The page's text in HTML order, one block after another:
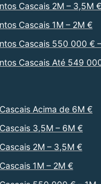
Cascais 2M – 3,5M €
Cascais 1M – 2M €
Cascais 550 000 €
Cascais Até 549
Acima de 6M €
3,5M – 6M €
2M – 3,5M €
1M – 2M €